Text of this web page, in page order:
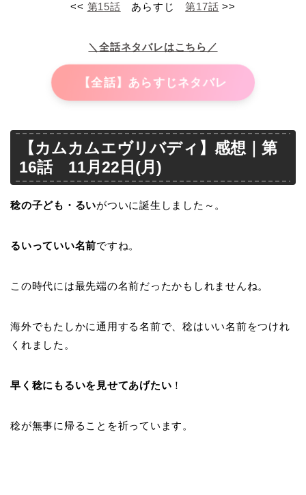
<< 第15話 あらすじ第17話 >>
＼全話ネタバレはこちら／
【全話】あらすじネタバレ
【カムカムエヴリバディ】感想｜第
16話 11月22日(月)
稔の子ども・るいがついに誕生しました～。
るいっていい名前ですね。
この時代には最先端の名前だったかもしれませんね。
海外でもたしかに通用する名前で、稔はいい名前をつけれ
くれました。
早く稔にもるいを見せてあげたい ！
稔が無事に帰ることを祈っています。